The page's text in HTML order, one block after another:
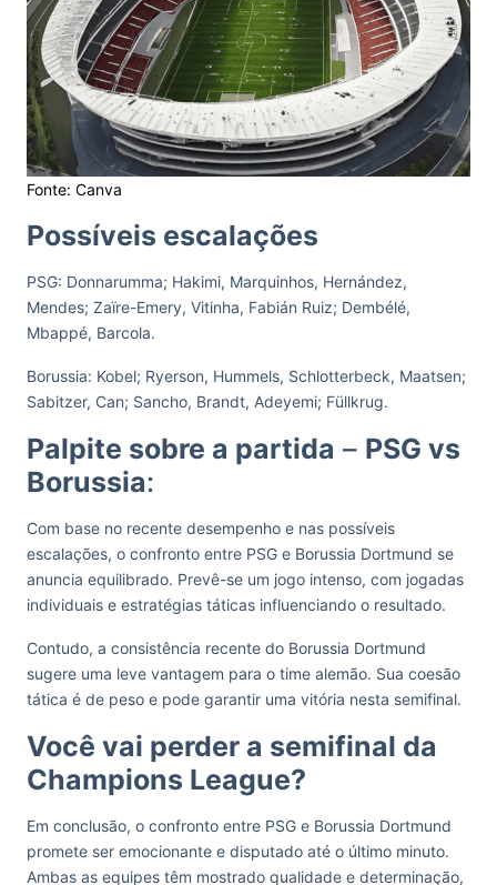
Fonte: Canva
Possíveis escalações
PSG: Donnarumma; Hakimi, Marquinhos, Hernández,
Mendes; Zaïre-Emery, Vitinha, Fabián Ruiz; Dembélé,
Mbappé, Barcola.
Borussia: Kobel; Ryerson, Hummels, Schlotterbeck, Maatsen;
Sabitzer, Can; Sancho, Brandt, Adeyemi; Füllkrug.
Palpite sobre a partida – PSG vs
Borussia:
Com base no recente desempenho e nas possíveis
escalações, o confronto entre PSG e Borussia Dortmund se
anuncia equilibrado. Prevê-se um jogo intenso, com jogadas
individuais e estratégias táticas influenciando o resultado.
Contudo, a consistência recente do Borussia Dortmund
sugere uma leve vantagem para o time alemão. Sua coesão
tática é de peso e pode garantir uma vitória nesta semifinal.
Você vai perder a semifinal da
Champions League?
Em conclusão, o confronto entre PSG e Borussia Dortmund
promete ser emocionante e disputado até o último minuto.
Ambas as equipes têm mostrado qualidade e determinação,